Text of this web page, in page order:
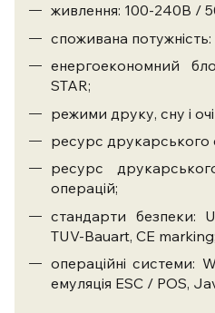
живлення: 100-240В /
споживана
енергоекономний
STAR;
режими друку, сну і
ресурс друкарського
ресурс
операцій;
стандарти безпеки:
TUV-Bauart, CE marking;
операційні системи:
емуляція ESC / POS,